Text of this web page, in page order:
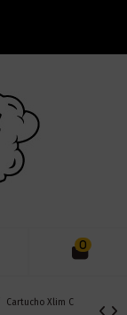
0
Cartucho Xlim C